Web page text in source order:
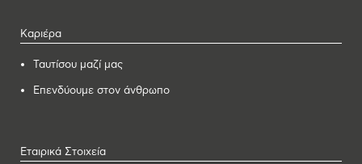
Καριέρα
Ταυτίσου μαζί μας
Επενδύουμε στον άνθρωπο
Εταιρικά Στοιχεία